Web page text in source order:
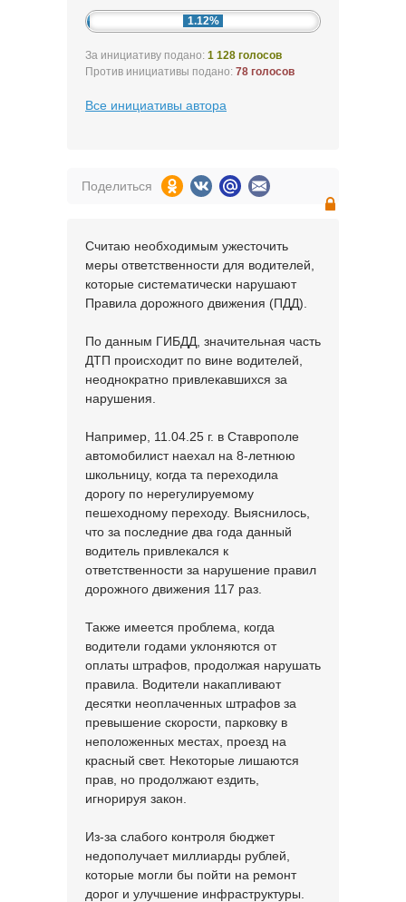
1.12%
За инициативу подано: 1 128 голосов
Против инициативы подано: 78 голосов
Все инициативы автора
Поделиться
Считаю необходимым ужесточить
меры ответственности для водителей,
которые систематически нарушают
Правила дорожного движения (ПДД).
По данным ГИБДД, значительная часть
ДТП происходит по вине водителей,
неоднократно привлекавшихся за
нарушения.
Например, 11.04.25 г. в Ставрополе
автомобилист наехал на 8-летнюю
школьницу, когда та переходила
дорогу по нерегулируемому
пешеходному переходу. Выяснилось,
что за последние два года данный
водитель привлекался к
ответственности за нарушение правил
дорожного движения 117 раз.
Также имеется проблема, когда
водители годами уклоняются от
оплаты штрафов, продолжая нарушать
правила. Водители накапливают
десятки неоплаченных штрафов за
превышение скорости, парковку в
неположенных местах, проезд на
красный свет. Некоторые лишаются
прав, но продолжают ездить,
игнорируя закон.
Из-за слабого контроля бюджет
недополучает миллиарды рублей,
которые могли бы пойти на ремонт
дорог и улучшение инфраструктуры.